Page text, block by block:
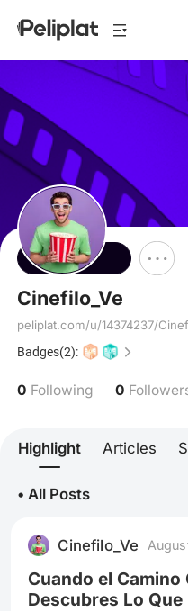
Follow
Cinefilo_Ve
peliplat.com/u/14374237/
Badges(2):
0 Following 0
Highlight Articles
• All Posts
Cinefilo_Ve
Cuando el
Descubres Lo